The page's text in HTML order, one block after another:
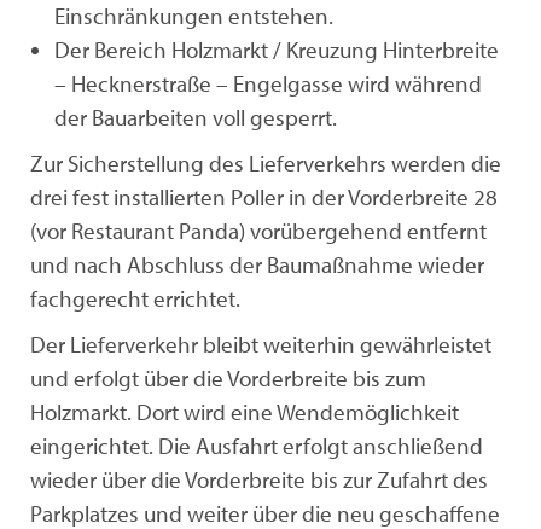
Einschränkungen entstehen.
Der Bereich Holzmarkt / Kreuzung Hinterbreite
– Hecknerstraße – Engelgasse wird während
der Bauarbeiten voll gesperrt.
Zur Sicherstellung des Lieferverkehrs werden die
drei fest installierten Poller in der Vorderbreite 28
(vor Restaurant Panda) vorübergehend entfernt
und nach Abschluss der Baumaßnahme wieder
fachgerecht errichtet.
Der Lieferverkehr bleibt weiterhin gewährleistet
und erfolgt über die Vorderbreite bis zum
Holzmarkt. Dort wird eine Wendemöglichkeit
eingerichtet. Die Ausfahrt erfolgt anschließend
wieder über die Vorderbreite bis zur Zufahrt des
Parkplatzes und weiter über die neu geschaffene